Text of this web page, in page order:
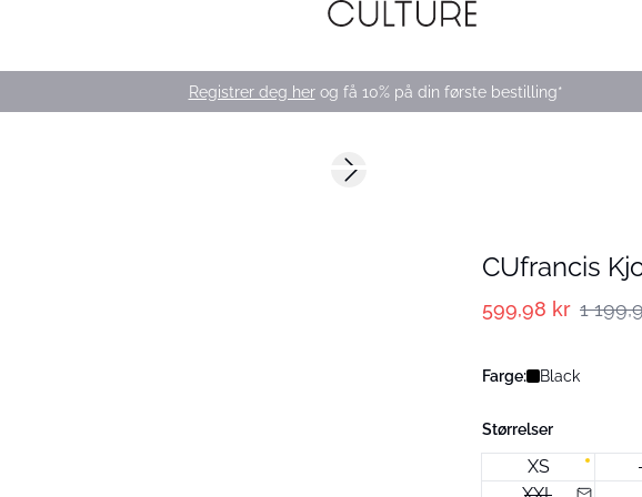
Registrer deg herog få 10% på din første bestilling*
Next slide
CUfrancis
599,98 kr 1
Farge: Black
Størrelser
XS